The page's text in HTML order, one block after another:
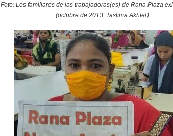
Foto: Los familiares de las trabajadoras(es) de Rana Plaza
(octubre de 2013, Taslima Akhter).